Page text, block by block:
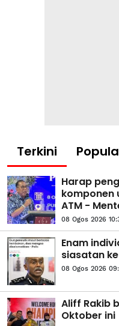
Terkini
Harap
komponen
ATM -
08 Ogos 2026
Enam
siasatan
08 Ogos 2026
Aliff Rakib
Oktober ini